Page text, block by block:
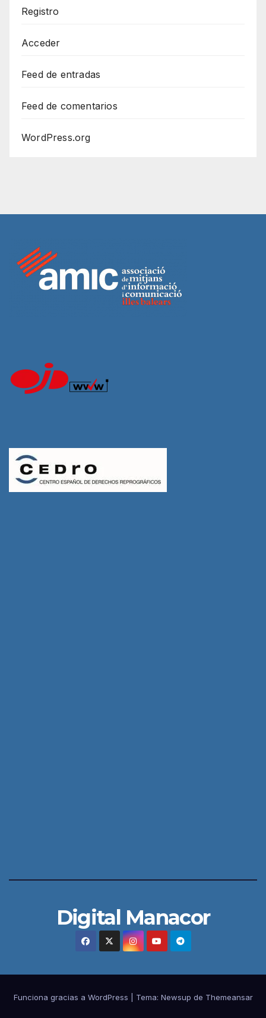
Registro
Acceder
Feed de entradas
Feed de comentarios
WordPress.org
Digital Manacor
Funciona gracias a WordPress Tema: Newsup de Themeansar